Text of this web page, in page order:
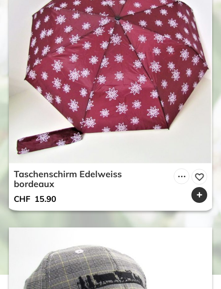
Taschenschirm Edelweiss
bordeaux
CHF 15.90